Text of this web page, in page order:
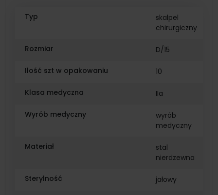
Typ
skalpel
chirurgiczny
Rozmiar D/15
Ilość szt w opakowaniu 10
Klasa medyczna IIa
Wyrób medyczny
wyrób
medyczny
Materiał
stal
nierdzewna
Sterylność jałowy